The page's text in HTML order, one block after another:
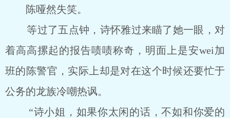
陈哑然失笑。
等过了五点钟，诗怀雅过来瞄了她一眼，对
着高高摞起的报告啧啧称奇，明面上是安wei加
班的陈警官，实际上却是对在这个时候还要忙于
公务的龙族冷嘲热讽。
“诗小姐，如果你太闲的话，不如和你爱的